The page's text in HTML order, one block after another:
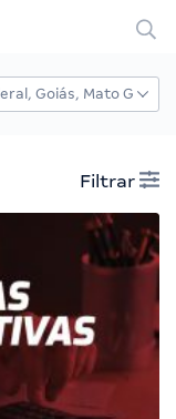
Filtrar